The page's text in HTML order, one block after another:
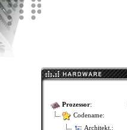
Prozessor:
Codename:
Architekt.: